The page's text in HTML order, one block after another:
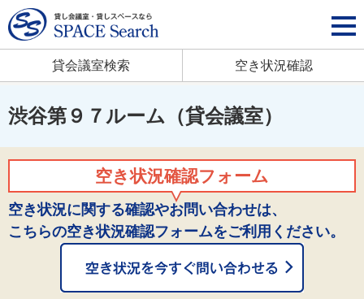
貸会議室検索 空き状況確認
渋谷第９７ルーム（貸会議室）
空き状況確認フォーム
空き状況に関する確認やお問い合わせは、
こちらの空き状況確認フォームをご利用ください。